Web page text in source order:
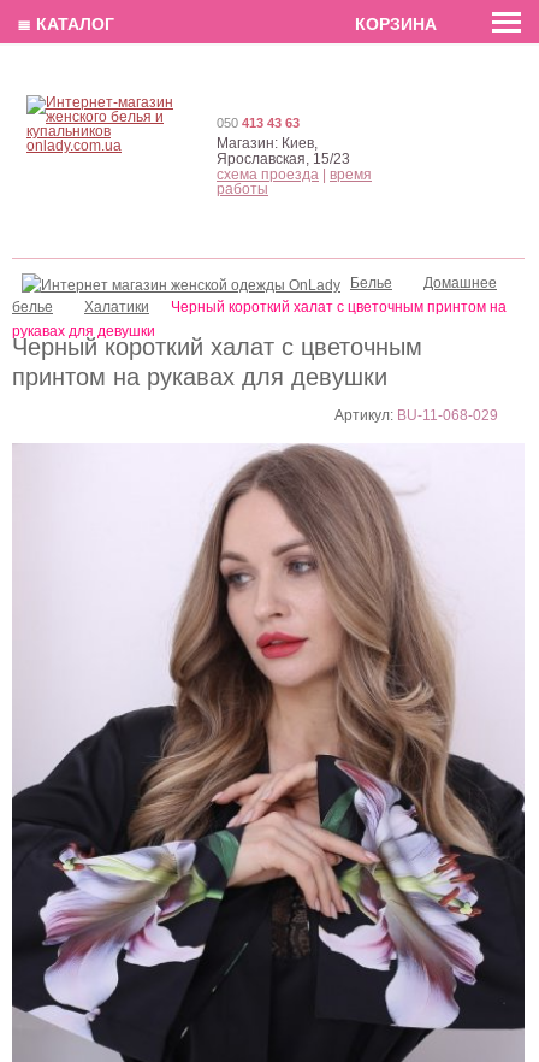
EN РУС
Черный короткий халат с цветочным
принтом на рукавах для девушки
Артикул: BU-11-068-029
Белье
Домашнее
белье
Халатики
Черный короткий халат с цветочным принтом на
рукавах для девушки
050 413 43 63
Магазин: Киев,
Ярославская, 15/23
схема проезда
время
работы
≣ КАТАЛОГ КОРЗИНА